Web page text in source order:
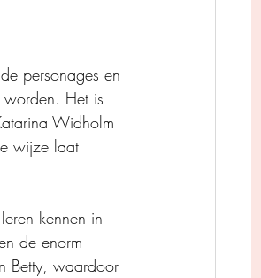
personages en
Het is
Widholm
wijze laat
kennen in
de enorm
Betty, waardoor